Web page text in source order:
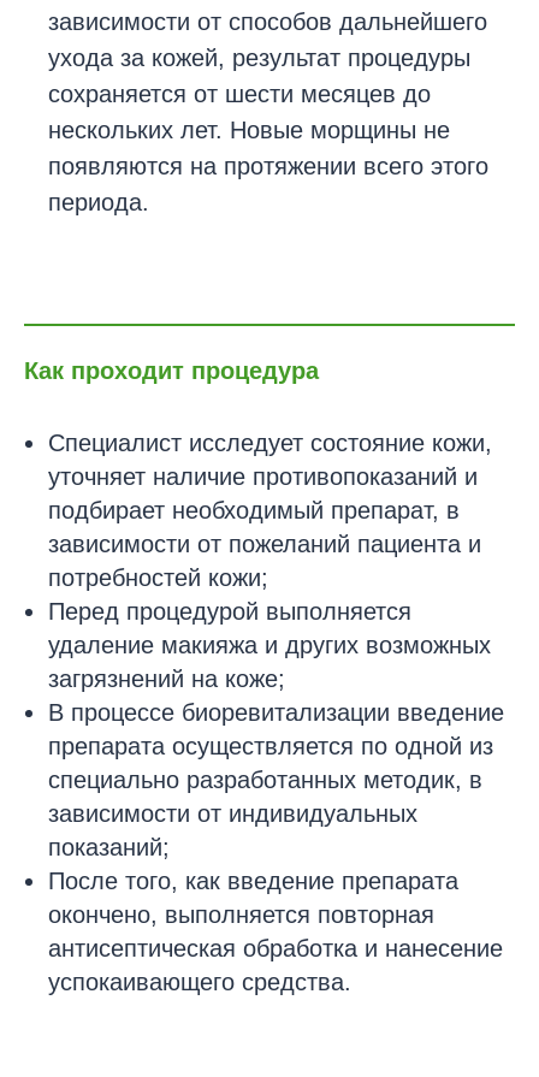
зависимости от способов дальнейшего
ухода за кожей, результат процедуры
сохраняется от шести месяцев до
нескольких лет. Новые морщины не
появляются на протяжении всего этого
периода.
Как проходит процедура
Специалист исследует состояние кожи,
уточняет наличие противопоказаний и
подбирает необходимый препарат, в
зависимости от пожеланий пациента и
потребностей кожи;
Перед процедурой выполняется
удаление макияжа и других возможных
загрязнений на коже;
В процессе биоревитализации введение
препарата осуществляется по одной из
специально разработанных методик, в
зависимости от индивидуальных
показаний;
После того, как введение препарата
окончено, выполняется повторная
антисептическая обработка и нанесение
успокаивающего средства.